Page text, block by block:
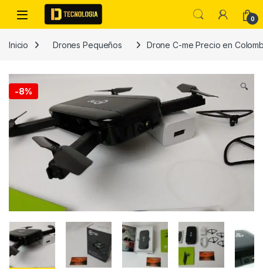
Skip to navigation
Skip to content
0
Inicio Drones Pequeños Drone C-me Precio en
-8% 🔍